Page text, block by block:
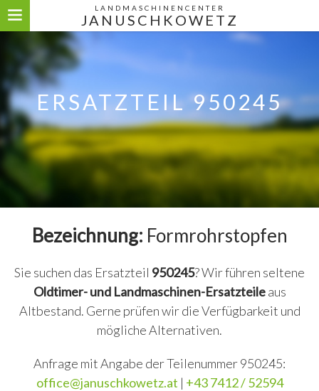
LANDMASCHINENCENTER
JANUSCHKOWETZ
ERSATZTEIL 950245
Bezeichnung: Formrohrstopfen
Sie suchen das Ersatzteil 950245? Wir führen seltene
Oldtimer- und Landmaschinen-Ersatzteileaus
Altbestand. Gerne prüfen wir die Verfügbarkeit und
mögliche Alternativen.
Anfrage mit Angabe der Teilenummer 950245:
office@januschkowetz.at | +43 7412 / 52594